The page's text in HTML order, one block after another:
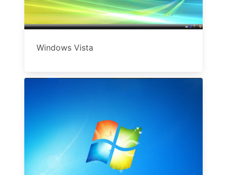
Windows Vista